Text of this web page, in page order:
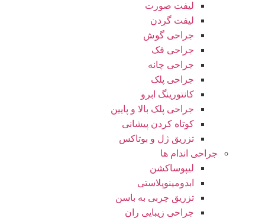
لیفت صورت
لیفت گردن
جراحی گوش
جراحی فک
جراحی چانه
جراحی پلک
کانتورینگ ابرو
جراحی پلک بالا و پایین
کوتاه کردن پیشانی
تزریق ژل و بوتاکس
جراحی اندام ها
لیپوساکشن
ابدومینوپلاستی
تزریق چربی به باسن
جراحی زیبایی ران